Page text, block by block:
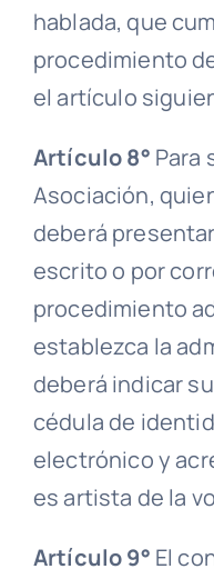
hablada, que
procedimiento
el artículo
Artículo 8° Para
Asociación,
deberá
escrito o por
procedimiento
establezca la
deberá indicar
cédula de
electrónico y
es artista de la
Artículo 9° El